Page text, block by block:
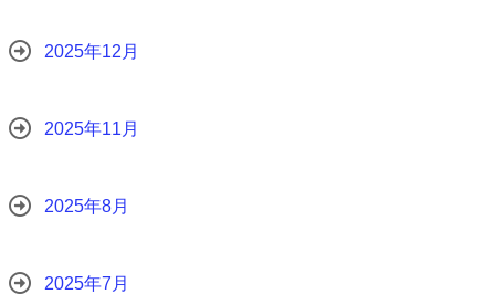
2025年12月
2025年11月
2025年8月
2025年7月